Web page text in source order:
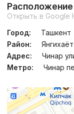
Открыть в Google
Город:
Ташкент
Район:
Адрес:
Чинар
Метро:
Чинар